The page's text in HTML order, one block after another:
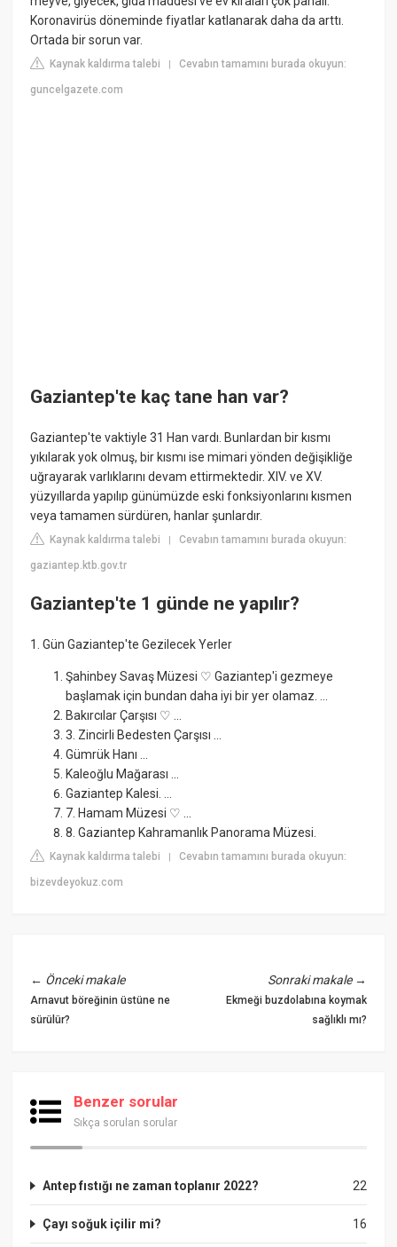
Koronavirüs döneminde fiyatlar katlanarak daha da arttı.
Ortada bir sorun var.
Kaynak kaldırma talebi |Cevabın tamamını burada okuyun:
guncelgazete.com
Gaziantep'te kaç tane han var?
Gaziantep'te vaktiyle 31 Han vardı. Bunlardan bir kısmı
yıkılarak yok olmuş, bir kısmı ise mimari yönden değişikliğe
uğrayarak varlıklarını devam ettirmektedir. XIV. ve XV.
yüzyıllarda yapılıp günümüzde eski fonksiyonlarını kısmen
veya tamamen sürdüren, hanlar şunlardır.
Kaynak kaldırma talebi |Cevabın tamamını burada okuyun:
gaziantep.ktb.gov.tr
Gaziantep'te 1 günde ne yapılır?
1. Gün Gaziantep'te Gezilecek Yerler
Şahinbey Savaş Müzesi ♡ Gaziantep'i gezmeye
başlamak için bundan daha iyi bir yer olamaz. ...
Bakırcılar Çarşısı ♡ ...
3. Zincirli Bedesten Çarşısı ...
Gümrük Hanı ...
Kaleoğlu Mağarası ...
Gaziantep Kalesi. ...
7. Hamam Müzesi ♡ ...
8. Gaziantep Kahramanlık Panorama Müzesi.
Kaynak kaldırma talebi |Cevabın tamamını burada okuyun:
bizevdeyokuz.com
← Önceki makale
Arnavut böreğinin üstüne ne
sürülür?
Sonraki makale→
Ekmeği buzdolabına koymak
sağlıklı mı?
Benzer sorular
Sıkça sorulan sorular
22
Antep fıstığı ne zaman toplanır 2022?
16
Çayı soğuk içilir mi?